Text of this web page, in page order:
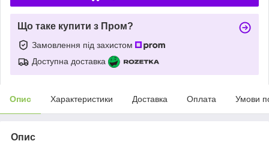
Що таке купити з Пром?
Замовлення під захистом
Доступна доставка
Опис Характеристики Доставка Оплата Умови
Опис